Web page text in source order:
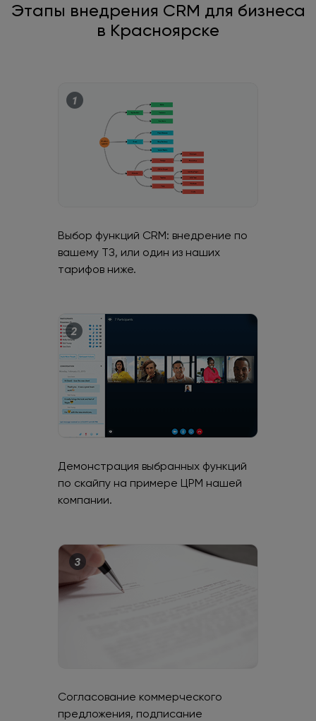
Этапы внедрения CRM для бизнеса
в Красноярске
Выбор функций CRM: внедрение по
вашему ТЗ, или один из наших
тарифов ниже.
Демонстрация выбранных функций
по скайпу на примере ЦРМ нашей
компании.
Согласование коммерческого
предложения, подписание